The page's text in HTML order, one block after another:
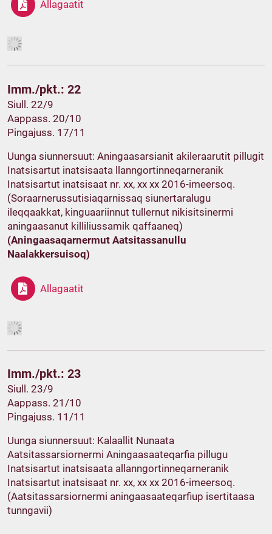
Allagaatit
Imm./pkt.: 22
Siull. 22/9
Aappass. 20/10
Pingajuss. 17/11
Uunga siunnersuut: Aningaasarsianit akileraarutit pillugit
Inatsisartut inatsisaata llanngortinneqarneranik
Inatsisartut inatsisaat nr. xx, xx xx 2016-imeersoq.
(Soraarnerussutisiaqarnissaq siunertaralugu
ileqqaakkat, kinguaariinnut tullernut nikisitsinermi
aningaasanut killiliussamik qaffaaneq)
(Aningaasaqarnermut Aatsitassanullu
Naalakkersuisoq)
Allagaatit
Imm./pkt.: 23
Siull. 23/9
Aappass. 21/10
Pingajuss. 11/11
Uunga siunnersuut: Kalaallit Nunaata
Aatsitassarsiornermi Aningaasaateqarfia pillugu
Inatsisartut inatsisaata allanngortinneqarneranik
Inatsisartut inatsisaat nr. xx, xx xx 2016-imeersoq.
(Aatsitassarsiornermi aningaasaateqarfiup isertitaasa
tunngavii)